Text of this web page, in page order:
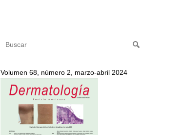
Volumen 68, número 2, marzo-abril 2024